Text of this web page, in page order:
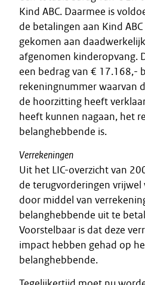
Kind ABC. Daarmee is
de betalingen aan Kind
gekomen aan
afgenomen kinderopvang.
een bedrag van € 17.168,-
rekeningnummer waarvan
de hoorzitting heeft
heeft kunnen nagaan, het
belanghebbende is.
Verrekeningen
Uit het LIC-overzicht van
de terugvorderingen vrijwel
door middel van
belanghebbende uit te
Voorstelbaar is dat deze
impact hebben gehad op
belanghebbende.